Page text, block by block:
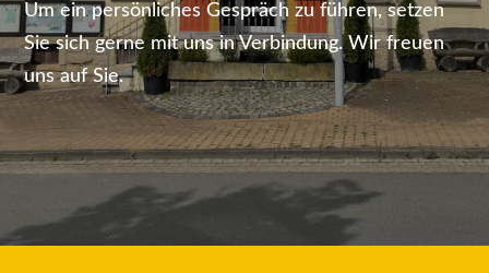
Um ein persönliches Gespräch zu führen, setzen
Sie sich gerne mit uns in Verbindung. Wir freuen
uns auf Sie.